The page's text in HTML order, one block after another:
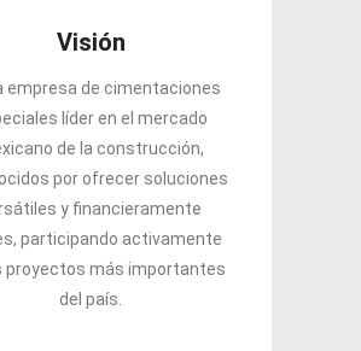
Visión
empresa de cimentaciones
líder en el mercado
de la construcción,
por ofrecer soluciones
y financieramente
participando activamente
proyectos más importantes
del país.